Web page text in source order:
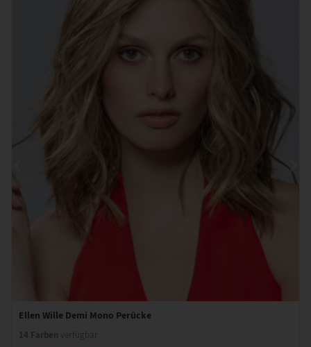
Ellen Wille Demi Mono Perücke